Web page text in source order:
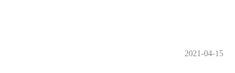
2021-04-15